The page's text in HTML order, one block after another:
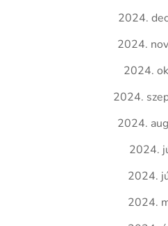
2024.
2024.
2024.
2024.
2024.
2024.
2024.
2024.